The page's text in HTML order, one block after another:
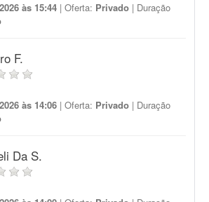
às 15:44 | Oferta: Privado | Duração
F.
às 14:06 | Oferta: Privado | Duração
Da S.